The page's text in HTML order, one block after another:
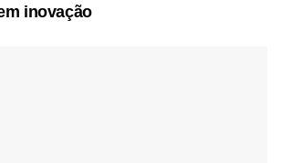
inovação